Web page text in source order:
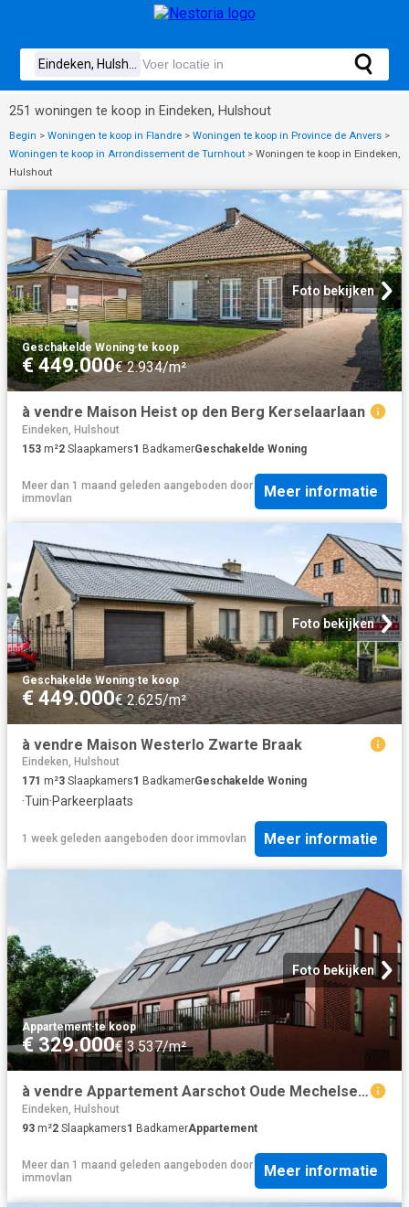
251 woningen te koop in Eindeken, Hulshout
Begin > Woningen te koop in Flandre > Woningen te koop in Province de Anvers >
Woningen te koop in Arrondissement de Turnhout > Woningen te koop in Eindeken,
Hulshout
Foto bekijken
Geschakelde Woning·te koop
€ 449.000€ 2.934/m²
à vendre Maison Heist op den Berg Kerselaarlaan
Eindeken, Hulshout
153 m²2 Slaapkamers1 BadkamerGeschakelde Woning
Meer dan 1 maand geleden aangeboden door
immovlan
Meer informatie
Foto bekijken
Geschakelde Woning·te koop
€ 449.000€ 2.625/m²
à vendre Maison Westerlo Zwarte Braak
Eindeken, Hulshout
171 m²3 Slaapkamers1 BadkamerGeschakelde Woning
·Tuin·Parkeerplaats
1 week geleden aangeboden door immovlan Meer informatie
Foto bekijken
Appartement·te koop
€ 329.000€ 3.537/m²
à vendre Appartement Aarschot Oude Mechelsebaan
Eindeken, Hulshout
93 m²2 Slaapkamers1 BadkamerAppartement
Meer dan 1 maand geleden aangeboden door
immovlan
Meer informatie